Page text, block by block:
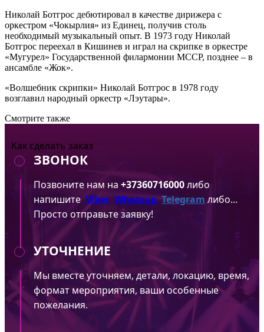
Николай Ботгрос дебютировал в качестве дирижера с
оркестром «Чокырлия» из Единец, получив столь
необходимый музыкальный опыт. В 1973 году Николай
Ботгрос переехал в Кишинев и играл на скрипке в оркестре
«Мугурел» Государственной филармонии МССР, позднее – в
ансамбле «Жок».
«Волшебник скрипки» Николай Ботгрос в 1978 году
возглавил народный оркестр «Лэутары».
Смотрите также
Как сделать заказ
ЗВОНОК
Позвоните нам на+37360716000либо
напишите Viber Whatsup Telegram либо...
Просто отправьте заявку!
УТОЧНЕНИЕ
Мы вместе уточняем, детали, локацию, время,
формат мероприятия, ваши особенные
пожелания.